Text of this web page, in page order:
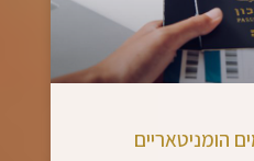
הומניטאריים